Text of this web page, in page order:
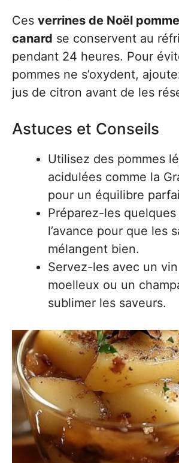
Ces verrines de Noël
canard se conservent au
pendant 24 heures. Pour
pommes ne s’oxydent,
jus de citron avant de les
Astuces et Conseils
Utilisez des pommes
acidulées comme la
pour un équilibre
Préparez-les quelques
l’avance pour que les
mélangent bien.
Servez-les avec un
moelleux ou un
sublimer les saveurs.